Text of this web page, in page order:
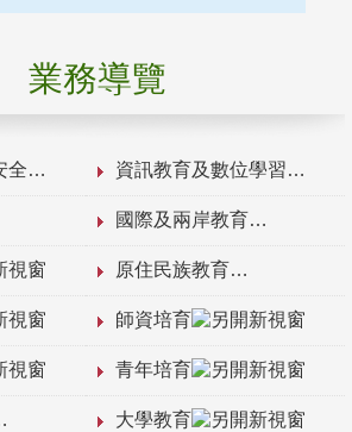
業務導覽
全 資訊教育及數位學習
國際及兩岸教育
原住民族教育
師資培育
青年培育
大學教育